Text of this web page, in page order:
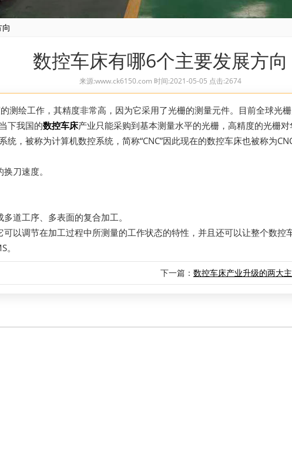
数控车床有哪6个主要发展方向
来源:www.ck6150.com 时间:2021-05-05 点击:2674
测绘工作，其精度非常高，因为它采用了光栅的测量元件。目前全球光
下我国的数控车床产业只能采购到基本测量水平的光栅，高精度的光栅
，被称为计算机数控系统，简称“CNC”因此现在的数控车床也被称为
刀速度。
道工序、多表面的复合加工。
以调节在加工过程中所测量的工作状态的特性，并且还可以让整个数
下一篇： 数控车床产业升级的两大